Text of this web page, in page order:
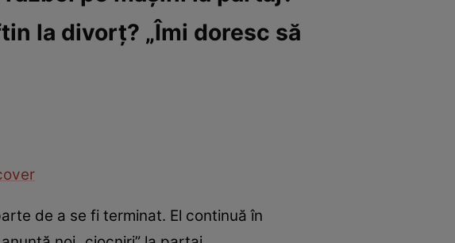
la divorț? „Îmi doresc să
de a se fi terminat. El continuă în